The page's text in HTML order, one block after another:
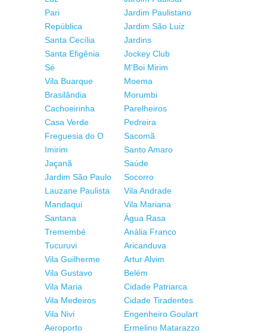
Pari
República
Santa Cecília
Santa Efigênia
Sé
Vila Buarque
Brasilândia
Cachoeirinha
Casa Verde
Freguesia do O
Imirim
Jaçanã
Jardim São Paulo
Lauzane Paulista
Mandaqui
Santana
Tremembé
Tucuruvi
Vila Guilherme
Vila Gustavo
Vila Maria
Vila Medeiros
Vila Nivi
Aeroporto
Jardim Paulistano
Jardim São Luiz
Jardins
Jockey Club
M'Boi Mirim
Moema
Morumbi
Parelheiros
Pedreira
Sacomã
Santo Amaro
Saúde
Socorro
Vila Andrade
Vila Mariana
Água Rasa
Anália Franco
Aricanduva
Artur Alvim
Belém
Cidade Patriarca
Cidade Tiradentes
Engenheiro Goulart
Ermelino Matarazzo